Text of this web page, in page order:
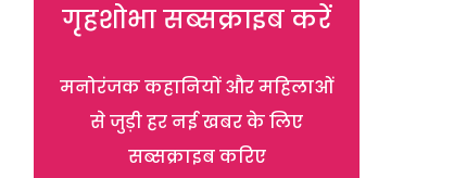
गृहशोभा सब्सक्राइब करें
मनोरंजक कहानियों और महिलाओं
से जुड़ी हर नई खबर के लिए
सब्सक्राइब करिए